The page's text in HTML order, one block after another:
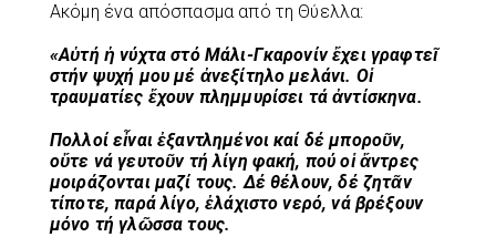
Ακόμη ένα απόσπασμα από τη Θύελλα:
«Αὐτή ἡ νύχτα στό Μάλι-Γκαρονίν ἔχει γραφτεῖ
στήν ψυχή μου μέ ἀνεξίτηλο μελάνι. Οἱ
τραυματίες ἔχουν πλημμυρίσει τά ἀντίσκηνα.
Πολλοί εἶναι ἐξαντλημένοι καί δέ μποροῦν,
οὔτε νά γευτοῦν τή λίγη φακή, πού οἱ ἄντρες
μοιράζονται μαζί τους. Δέ θέλουν, δέ ζητᾶν
τίποτε, παρά λίγο, ἐλάχιστο νερό, νά βρέξουν
μόνο τή γλῶσσα τους.